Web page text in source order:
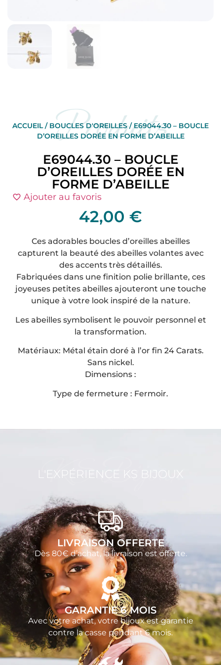
Produits
ACCUEIL/ BOUCLES D'OREILLES/ E69044.30 – BOUCLE
D’OREILLES DORÉE EN FORME D’ABEILLE
E69044.30 – BOUCLE
D’OREILLES DORÉE EN
FORME D’ABEILLE
Ajouter au favoris
42,00 €
Ces adorables boucles d’oreilles abeilles
capturent la beauté des abeilles volantes avec
des accents très détaillés.
Fabriquées dans une finition polie brillante, ces
joyeuses petites abeilles ajouteront une touche
unique à votre look inspiré de la nature.
Les abeilles symbolisent le pouvoir personnel et
la transformation.
Matériaux: Métal étain doré à l’or fin 24 Carats.
Sans nickel.
Dimensions :
Type de fermeture : Fermoir.
KS Bijoux
L'EXPÉRIENCE KS BIJOUX
LIVRAISON OFFERTE
Dès 80€ d’achat, la livraison est offerte.
GARANTIE 6 MOIS
Avec votre achat, votre bijoux est garantie
contre la casse pendant 6 mois.